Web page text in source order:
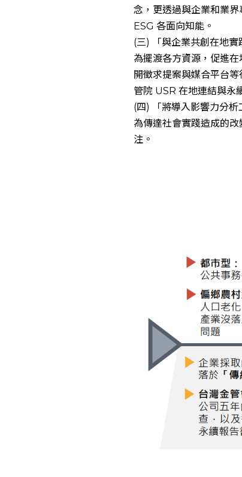
念，更透過與企業和業
ESG 各面向知能。
(三) 「與企業共創在地實
為擺渡各方資源，促進
開徵求提案與媒合平台
管院 USR 在地連結與永
(四) 「將導入影響力分析
為傳達社會實踐造成的
注。